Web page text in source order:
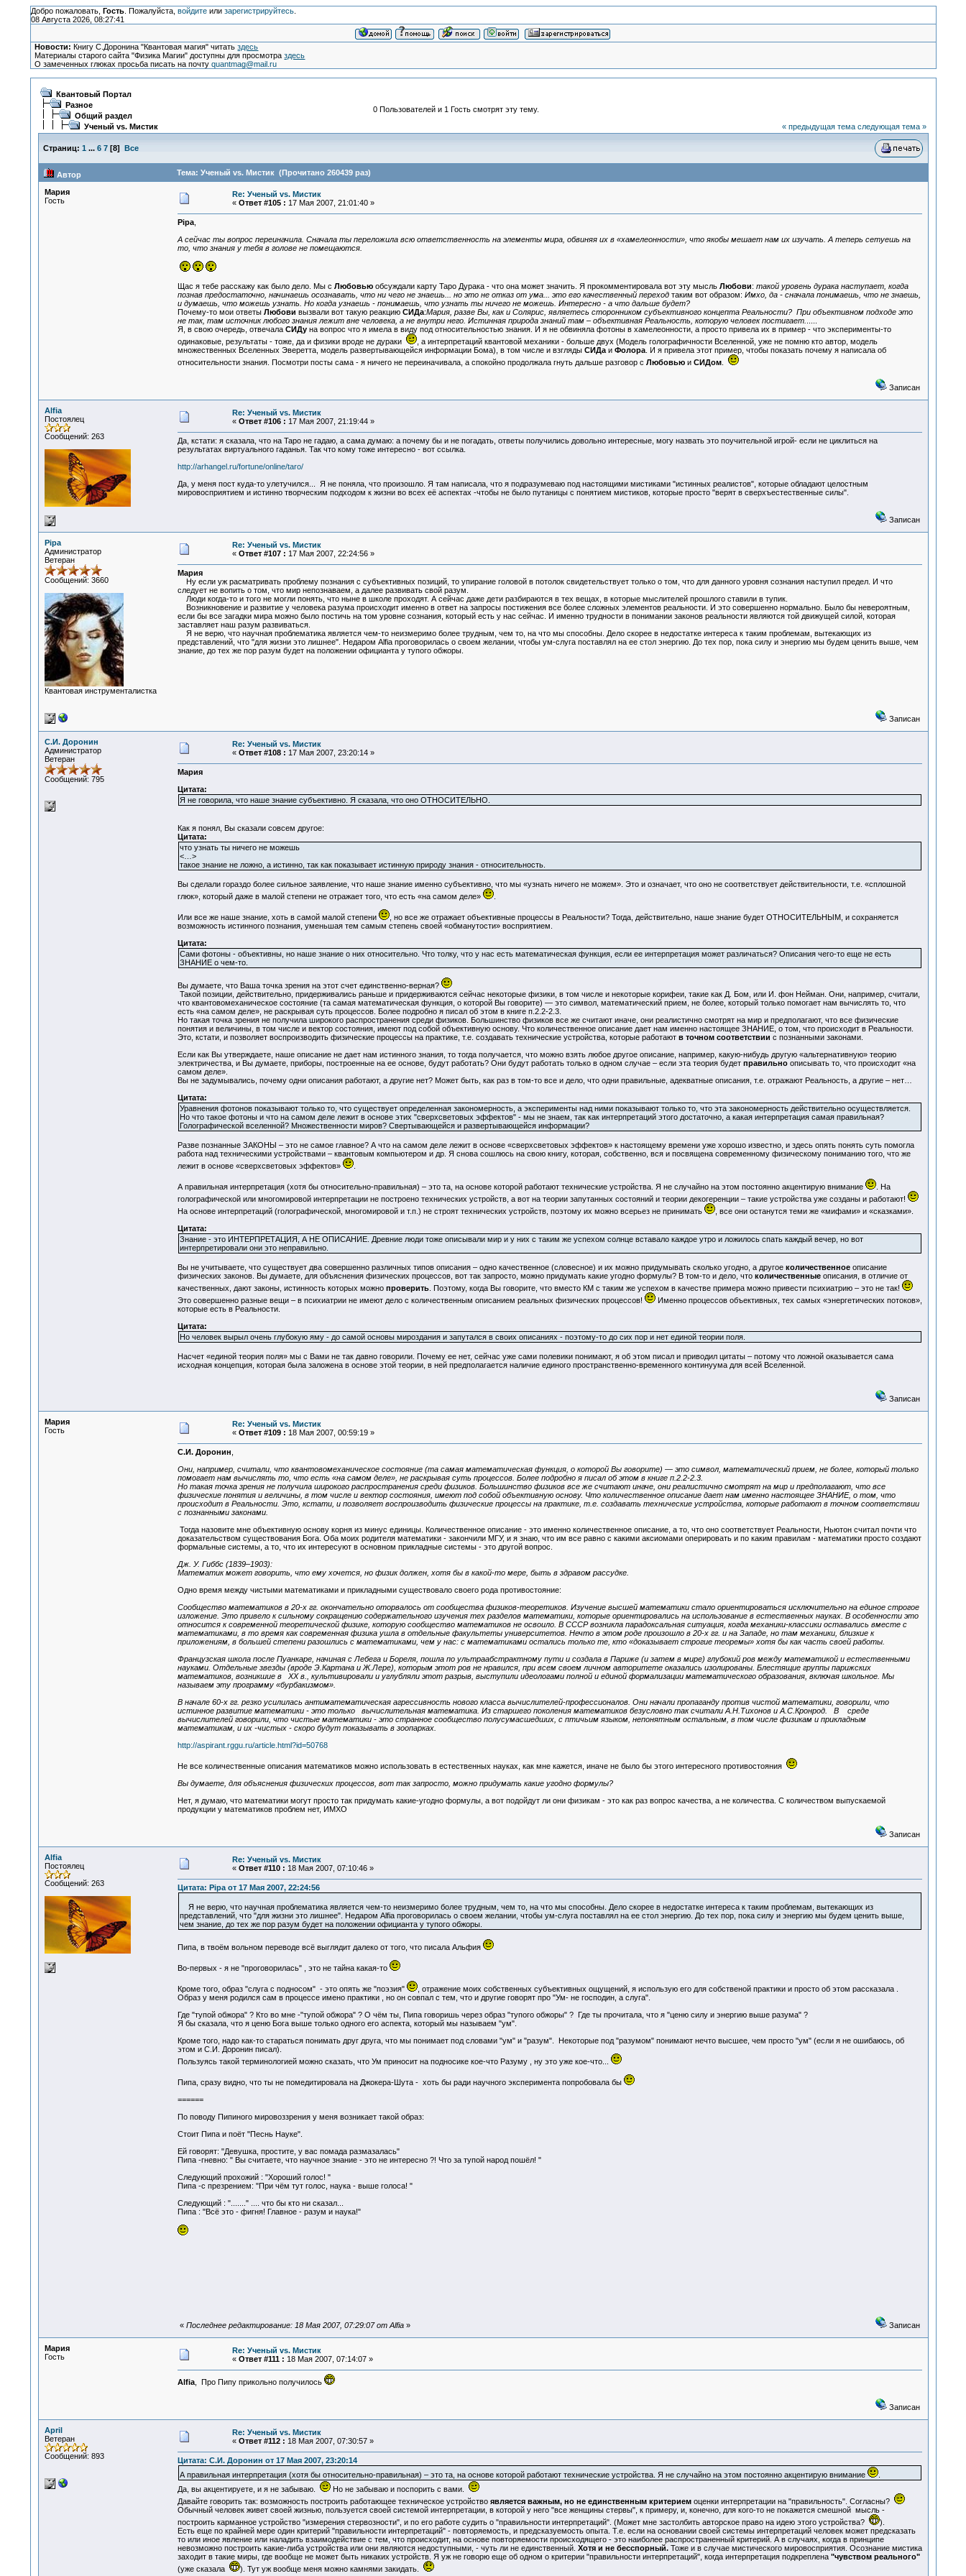
Добро пожаловать, Гость. Пожалуйста, войдитеили зарегистрируйтесь.
08 Августа 2026, 08:27:41
Новости: Книгу С.Доронина "Квантовая магия" читатьздесь
Материалы старого сайта "Физика Магии" доступны для просмотраздесь
О замеченных глюках просьба писать на почтуquantmag@mail.ru
Квантовый Портал
Разное
Общий раздел
Ученый vs. Мистик
0 Пользователей и 1 Гость смотрят эту тему.
« предыдущая тема следующая тема »
Страниц: 1 ... 6 7[8] Все
Автор Тема: Ученый vs. Мистик (Прочитано 260439 раз)
Мария
Гость
Re: Ученый vs. Мистик
« Ответ #105 : 17 Мая 2007, 21:01:40 »
Pipa,
А сейчас ты вопрос переиначила. Сначала ты переложила всю ответственность на элементы мира, обвиняя их в «хамелеонности», что якобы мешает нам их изучать. А теперь сетуешь на
то, что знания у тебя в голове не помещаются.
Щас я тебе расскажу как было дело. Мы с Любовьюобсуждали карту Таро Дурака - что она может значить. Я прокомментировала вот эту мысль Любови: такой уровень дурака наступает, когда
познав предостаточно, начинаешь осознавать, что ни чего не знаешь... но это не отказ от ума... это его качественный переход таким вот образом: Имхо, да - сначала понимаешь, что не знаешь,
и думаешь, что можешь узнать. Но когда узнаешь - понимаешь, что узнать ты ничего не можешь. Интересно - а что дальше будет?
Почему-то мои ответы Любови вызвали вот такую реакцию СИДа:Мария, разве Вы, как и Солярис, являетесь сторонником субъективного концепта Реальности? При объективном подходе это
не так, там источник любого знания лежит вне человека, а не внутри него. Истинная природа знаний там – объективная Реальность, которую человек постигает.
Я, в свою очередь, отвечала СИДуна вопрос что я имела в виду под относительностью знания. И я не обвиняла фотоны в хамелеонности, а просто привела их в пример - что эксперименты-то
одинаковые, результаты - тоже, да и физики вроде не дураки
, а интерпретаций квантовой механики - больше двух (Модель голографичности Вселенной, уже не помню кто автор, модель
множественных Вселенных Эверетта, модель развертывающейся информации Бома), в том числе и взгляды СИДаи Фолора. И я привела этот пример, чтобы показать почему я написала об
относительности знания. Посмотри посты сама - я ничего не переиначивала, а спокойно продолжала гнуть дальше разговор с Любовьюи СИДом.
Записан
Alfia
Постоялец
Сообщений: 263
Re: Ученый vs. Мистик
« Ответ #106 : 17 Мая 2007, 21:19:44 »
Да, кстати: я сказала, что на Таро не гадаю, а сама думаю: а почему бы и не погадать, ответы получились довольно интересные, могу назвать это поучительной игрой- если не циклиться на
результатах виртуального гаданья. Так что кому тоже интересно - вот ссылка.
http://arhangel.ru/fortune/online/taro/
Да, у меня пост куда-то улетучился... Я не поняла, что произошло. Я там написала, что я подразумеваю под настоящими мистиками "истинных реалистов", которые обладают целостным
мировосприятием и истинно творческим подходом к жизни во всех её аспектах -чтобы не было путаницы с понятием мистиков, которые просто "верят в сверхъестественные силы".
Записан
Pipa
Администратор
Ветеран
Сообщений: 3660
Квантовая инструменталистка
Re: Ученый vs. Мистик
« Ответ #107 : 17 Мая 2007, 22:24:56 »
Мария
Ну если уж расматривать проблему познания с субъективных позиций, то упирание головой в потолок свидетельствует только о том, что для данного уровня сознания наступил предел. И что
следует не вопить о том, что мир непознаваем, а далее развивать свой разум.
Люди когда-то и того не могли понять, что ныне в школе проходят. А сейчас даже дети разбираются в тех вещах, в которые мыслителей прошлого ставили в тупик.
Возникновение и развитие у человека разума происходит именно в ответ на запросы постижения все более сложных элементов реальности. И это совершенно нормально. Было бы невероятным,
если бы все загадки мира можно было постичь на том уровне сознания, который есть у нас сейчас. И именно трудности в понимании законов реальности являются той движущей силой, которая
заставляет наш разум развиваться.
Я не верю, что научная проблематика является чем-то неизмеримо более трудным, чем то, на что мы способны. Дело скорее в недостатке интереса к таким проблемам, вытекающих из
представлений, что "для жизни это лишнее". Недаром Alfia проговорилась о своем желании, чтобы ум-слуга поставлял на ее стол энергию. До тех пор, пока силу и энергию мы будем ценить выше, чем
знание, до тех же пор разум будет на положении официанта у тупого обжоры.
Записан
С.И. Доронин
Администратор
Ветеран
Сообщений: 795
Re: Ученый vs. Мистик
« Ответ #108 : 17 Мая 2007, 23:20:14 »
Мария
Цитата:
Я не говорила, что наше знание субъективно. Я сказала, что оно ОТНОСИТЕЛЬНО.
Как я понял, Вы сказали совсем другое:
Цитата:
что узнать ты ничего не можешь
<…>
такое знание не ложно, а истинно, так как показывает истинную природу знания - относительность.
Вы сделали гораздо более сильное заявление, что наше знание именно субъективно, что мы «узнать ничего не можем». Это и означает, что оно не соответствует действительности, т.е. «сплошной
глюк», который даже в малой степени не отражает того, что есть «на самом деле»
.
Или все же наше знание, хоть в самой малой степени
, но все же отражает объективные процессы в Реальности? Тогда, действительно, наше знание будет ОТНОСИТЕЛЬНЫМ, и сохраняется
возможность истинного познания, уменьшая тем самым степень своей «обманутости» восприятием.
Цитата:
Сами фотоны - объективны, но наше знание о них относительно. Что толку, что у нас есть математическая функция, если ее интерпретация может различаться? Описания чего-то еще не есть
ЗНАНИЕ о чем-то.
Вы думаете, что Ваша точка зрения на этот счет единственно-верная?
Такой позиции, действительно, придерживались раньше и придерживаются сейчас некоторые физики, в том числе и некоторые корифеи, такие как Д. Бом, или И. фон Нейман. Они, например, считали,
что квантовомеханическое состояние (та самая математическая функция, о которой Вы говорите) — это символ, математический прием, не более, который только помогает нам вычислять то, что
есть «на самом деле», не раскрывая суть процессов. Более подробно я писал об этом в книге п.2.2-2.3.
Но такая точка зрения не получила широкого распространения среди физиков. Большинство физиков все же считают иначе, они реалистично смотрят на мир и предполагают, что все физические
понятия и величины, в том числе и вектор состояния, имеют под собой объективную основу. Что количественное описание дает нам именно настоящее ЗНАНИЕ, о том, что происходит в Реальности.
Это, кстати, и позволяет воспроизводить физические процессы на практике, т.е. создавать технические устройства, которые работают в точном соответствии с познанными законами.
Если как Вы утверждаете, наше описание не дает нам истинного знания, то тогда получается, что можно взять любое другое описание, например, какую-нибудь другую «альтернативную» теорию
электричества, и Вы думаете, приборы, построенные на ее основе, будут работать? Они будут работать только в одном случае – если эта теория будет правильноописывать то, что происходит «на
самом деле».
Вы не задумывались, почему одни описания работают, а другие нет? Может быть, как раз в том-то все и дело, что одни правильные, адекватные описания, т.е. отражают Реальность, а другие – нет…
Цитата:
Уравнения фотонов показывают только то, что существует определенная закономерность, а эксперименты над ними показывают только то, что эта закономерность действительно осуществляется.
Но что такое фотоны и что на самом деле лежит в основе этих "сверхсветовых эффектов" - мы не знаем, так как интерпретаций этого достаточно, а какая интерпретация самая правильная?
Голографической вселенной? Множественности миров? Свертывающейся и развертывающейся информации?
Разве познанные ЗАКОНЫ – это не самое главное? А что на самом деле лежит в основе «сверхсветовых эффектов» к настоящему времени уже хорошо известно, и здесь опять понять суть помогла
работа над техническими устройствами – квантовым компьютером и др. Я снова сошлюсь на свою книгу, которая, собственно, вся и посвящена современному физическому пониманию того, что же
лежит в основе «сверхсветовых эффектов»
.
А правильная интерпретация (хотя бы относительно-правильная) – это та, на основе которой работают технические устройства. Я не случайно на этом постоянно акцентирую внимание
. На
голографической или многомировой интерпретации не построено технических устройств, а вот на теории запутанных состояний и теории декогеренции – такие устройства уже созданы и работают!
На основе интерпретаций (голографической, многомировой и т.п.) не строят технических устройств, поэтому их можно всерьез не принимать
, все они останутся теми же «мифами» и «сказками».
Цитата:
Знание - это ИНТЕРПРЕТАЦИЯ, А НЕ ОПИСАНИЕ. Древние люди тоже описывали мир и у них с таким же успехом солнце вставало каждое утро и ложилось спать каждый вечер, но вот
интерпретировали они это неправильно.
Вы не учитываете, что существует два совершенно различных типов описания – одно качественное (словесное) и их можно придумывать сколько угодно, а другое количественноеописание
физических законов. Вы думаете, для объяснения физических процессов, вот так запросто, можно придумать какие угодно формулы? В том-то и дело, что количественныеописания, в отличие от
качественных, дают законы, истинность которых можно проверить. Поэтому, когда Вы говорите, что вместо КМ с таким же успехом в качестве примера можно привести психиатрию – это не так!
Это совершенно разные вещи – в психиатрии не имеют дело с количественным описанием реальных физических процессов!
Именно процессов объективных, тех самых «энергетических потоков»,
которые есть в Реальности.
Цитата:
Но человек вырыл очень глубокую яму - до самой основы мироздания и запутался в своих описаниях - поэтому-то до сих пор и нет единой теории поля.
Насчет «единой теория поля» мы с Вами не так давно говорили. Почему ее нет, сейчас уже сами полевики понимают, я об этом писал и приводил цитаты – потому что ложной оказывается сама
исходная концепция, которая была заложена в основе этой теории, в ней предполагается наличие единого пространственно-временного континуума для всей Вселенной.
Записан
Мария
Гость
Re: Ученый vs. Мистик
« Ответ #109 : 18 Мая 2007, 00:59:19 »
С.И. Доронин
Они, например, считали, что квантовомеханическое состояние (та самая математическая функция, о которой Вы говорите) — это символ, математический прием, не более, который только
помогает нам вычислять то, что есть «на самом деле», не раскрывая суть процессов. Более подробно я писал об этом в книге п.2.2-2.3.
Но такая точка зрения не получила широкого распространения среди физиков. Большинство физиков все же считают иначе, они реалистично смотрят на мир и предполагают, что все
физические понятия и величины, в том числе и вектор состояния, имеют под собой объективную основу. Что количественное описание дает нам именно настоящее ЗНАНИЕ, о том, что
происходит в Реальности. Это, кстати, и позволяет воспроизводить физические процессы на практике, т.е. создавать технические устройства, которые работают в точном соответствии
с познанными законами.
Тогда назовите мне объективную основу корня из минус единицы. Количественное описание - это именно количественное описание, а то, что оно соответствует Реальности, Ньютон считал почти что
доказательством существования Бога. Оба моих родителя математики - закончили МГУ, и я знаю, что им все равно с какими аксиомами оперировать и по каким правилам - математики просто создают
формальные системы, а то, что их интересуют в основном прикладные системы - это другой вопрос.
Дж. У. Гиббс (1839–1903):
Математик может говорить, что ему хочется, но физик должен, хотя бы в какой-то мере, быть в здравом рассудке.
Одно время между чистыми математиками и прикладными существовало своего рода противостояние:
Сообщество математиков в 20-х гг. окончательно оторвалось от сообщества физиков-теоретиков. Изучение высшей математики стало ориентироваться исключительно на единое строгое
изложение. Это привело к сильному сокращению содержательного изучения тех разделов математики, которые ориентировались на использование в естественных науках. В особенности это
относится к современной теоретической физике, которую сообщество математиков не освоило. В СССР возникла парадоксальная ситуация, когда механики-классики оставались вместе с
математиками, в то время как современная физика ушла в отдельные факультеты университетов. Нечто в этом роде произошло в 20-х гг. и на Западе, но там механики, близкие к
приложениям, в большей степени разошлись с математиками, чем у нас: с математиками остались только те, кто «доказывает строгие теоремы» хотя бы как часть своей работы.
Французская школа после Пуанкаре, начиная с Лебега и Бореля, пошла по ультраабстрактному пути и создала в Париже (и затем в мире) глубокий ров между математикой и естественными
науками. Отдельные звезды (вроде Э.Картана и Ж.Лере), которым этот ров не нравился, при всем своем личном авторитете оказались изолированы. Блестящие группы парижских
математиков, возникшие в XX в., культивировали и углубляли этот разрыв, выступили идеологами полной и единой формализации математического образования, включая школьное. Мы
называем эту программу «бурбакизмом».
В начале 60-х гг. резко усилилась антиматематическая агрессивность нового класса вычислителей-профессионалов. Они начали пропаганду против чистой математики, говорили, что
истинное развитие математики - это только вычислительная математика. Из старшего поколения математиков безусловно так считали А.Н.Тихонов и А.С.Кронрод. В среде
вычислителей говорили, что чистые математики - это странное сообщество полусумасшедших, с птичьим языком, непонятным остальным, в том числе физикам и прикладным
математикам, и их -чистых - скоро будут показывать в зоопарках.
http://aspirant.rggu.ru/article.html?id=50768
Не все количественные описания математиков можно использовать в естественных науках, как мне кажется, иначе не было бы этого интересного противостояния
Вы думаете, для объяснения физических процессов, вот так запросто, можно придумать какие угодно формулы?
Нет, я думаю, что математики могут просто так придумать какие-угодно формулы, а вот подойдут ли они физикам - это как раз вопрос качества, а не количества. С количеством выпускаемой
продукции у математиков проблем нет, ИМХО
Записан
Alfia
Постоялец
Сообщений: 263
Re: Ученый vs. Мистик
« Ответ #110 : 18 Мая 2007, 07:10:46 »
Цитата: Pipa от 17 Мая 2007, 22:24:56
Я не верю, что научная проблематика является чем-то неизмеримо более трудным, чем то, на что мы способны. Дело скорее в недостатке интереса к таким проблемам, вытекающих из
представлений, что "для жизни это лишнее". Недаром Alfia проговорилась о своем желании, чтобы ум-слуга поставлял на ее стол энергию. До тех пор, пока силу и энергию мы будем ценить выше,
чем знание, до тех же пор разум будет на положении официанта у тупого обжоры.
Пипа, в твоём вольном переводе всё выглядит далеко от того, что писала Альфия
Во-первых - я не "проговорилась" , это не тайна какая-то
Кроме того, образ "слуга с подносом" - это опять же "поэзия"
, отражение моих собственных субъективных ощущений, я использую его для собственой практики и просто об этом рассказала .
Образ у меня родился сам в процессе имено практики , но он совпал с тем, что и другие говорят про "Ум- не господин, а слуга".
Где "тупой обжора" ? Кто во мне -"тупой обжора" ? О чём ты, Пипа говоришь через образ "тупого обжоры" ? Где ты прочитала, что я "ценю силу и энергию выше разума" ?
Я бы сказала, что я ценю Бога выше только одного его аспекта, который мы называем "ум".
Кроме того, надо как-то стараться понимать друг друга, что мы понимает под словами "ум" и "разум". Некоторые под "разумом" понимают нечто высшее, чем просто "ум" (если я не ошибаюсь, об
этом и С.И. Доронин писал).
Пользуясь такой терминологией можно сказать, что Ум приносит на подносике кое-что Разуму , ну это уже кое-что...
Пипа, сразу видно, что ты не помедитировала на Джокера-Шута - хоть бы ради научного эксперимента попробовала бы
======
По поводу Пипиного мировоззрения у меня возникает такой образ:
Стоит Пипа и поёт "Песнь Науке".
Ей говорят: "Девушка, простите, у вас помада размазалась"
Пипа -гневно: " Вы считаете, что научное знание - это не интересно ?! Что за тупой народ пошёл! "
Следующий прохожий : "Хороший голос! "
Пипа -с презрением: "При чём тут голос, наука - выше голоса! "
Следующий : "......." .... что бы кто ни сказал...
Пипа : "Всё это - фигня! Главное - разум и наука!"
« Последнее редактирование: 18 Мая 2007, 07:29:07 от Alfia» Записан
Мария
Гость
Re: Ученый vs. Мистик
« Ответ #111 : 18 Мая 2007, 07:14:07 »
Alfia, Про Пипу прикольно получилось
Записан
April
Ветеран
Сообщений: 893
Re: Ученый vs. Мистик
« Ответ #112 : 18 Мая 2007, 07:30:57 »
Цитата: С.И. Доронин от 17 Мая 2007, 23:20:14
А правильная интерпретация (хотя бы относительно-правильная) – это та, на основе которой работают технические устройства. Я не случайно на этом постоянно акцентирую внимание
.
Да, вы акцентируете, и я не забываю.
Но не забываю и поспорить с вами.
Давайте говорить так: возможность построить работающее техническое устройство является важным, но не единственным критериемоценки интерпретации на "правильность". Согласны?
Обычный человек живет своей жизнью, пользуется своей системой интерпретации, в которой у него "все женщины стервы", к примеру, и, конечно, для кого-то не покажется смешной мысль -
построить карманное устройство "измерения стервозности", и по его работе судить о "правильности интерпретаций". (Может мне застолбить авторское право на идею этого устройства?
).
Есть еще по крайней мере один критерий "правильности интерпретаций" - повторяемость, и предсказуемость опыта. Т.е. если на основании своей системы интерпретаций человек может предсказать
то или иное явление или наладить взаимодействие с тем, что происходит, на основе повторяемости происходящего - это наиболее распространенный критерий. А в случаях, когда в принципе
невозможно построить какие-либа устройства или они являются недоступными, - чуть ли не единственный. Хотя и не бесспорный.Тоже и в случае мистического мировосприятия. Осознание мистика
заходит в такие миры, где вообще не может быть никаких устройств. Я уж не говорю еще об одном о критерии "правильности интерпретаций", когда интерпретация подкреплена "чувством реального"
(уже сказала
). Тут уж вообще меня можно камнями закидать.